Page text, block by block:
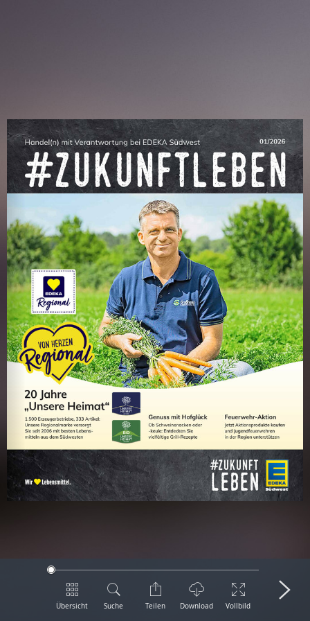
Übersicht Suche Teilen Download Vollbild